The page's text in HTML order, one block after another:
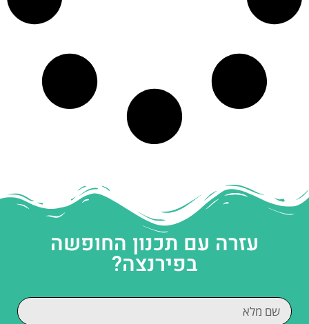
עזרה עם תכנון החופשה
בפירנצה?